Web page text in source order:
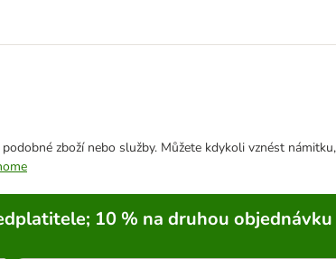
zboží nebo služby. Můžete kdykoli vznést
10 % na druhou